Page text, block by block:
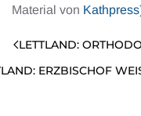
Material von Kathpress
LETTLAND:
ERZBISCHOF